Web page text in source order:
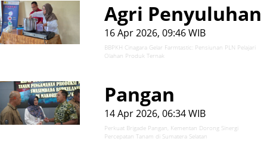
Agri Penyuluhan
16 Apr 2026, 09:46 WIB
BBPKH Cinagara Gelar Farmtastic: Pensiunan PLN Pelajari
Olahan Produk Ternak
Pangan
14 Apr 2026, 06:34 WIB
Perkuat Brigade Pangan, Kementan Dorong Sinergi
Percepatan Tanam di Sumatera Selatan